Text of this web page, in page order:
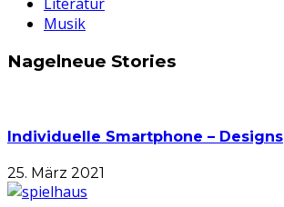
Musik
Nagelneue Stories
Individuelle Smartphone – Designs
25. März 2021